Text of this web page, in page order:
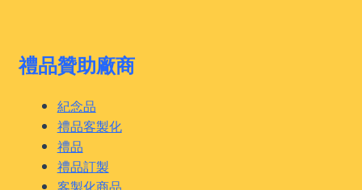
禮品贊助廠商
紀念品
禮品客製化
禮品
禮品訂製